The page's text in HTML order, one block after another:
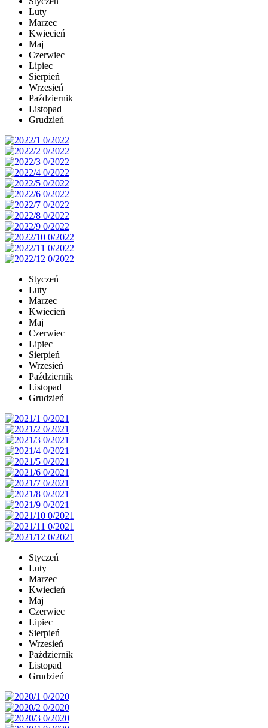
Luty
Marzec
Kwiecień
Maj
Czerwiec
Lipiec
Sierpień
Wrzesień
Październik
Listopad
Grudzień
Styczeń
Luty
Marzec
Kwiecień
Maj
Czerwiec
Lipiec
Sierpień
Wrzesień
Październik
Listopad
Grudzień
Styczeń
Luty
Marzec
Kwiecień
Maj
Czerwiec
Lipiec
Sierpień
Wrzesień
Październik
Listopad
Grudzień